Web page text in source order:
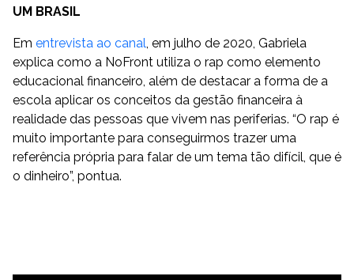
UM BRASIL
Em entrevista ao canal, em julho de 2020, Gabriela
explica como a NoFront utiliza o rap como elemento
educacional financeiro, além de destacar a forma de a
escola aplicar os conceitos da gestão financeira à
realidade das pessoas que vivem nas periferias. “O rap é
muito importante para conseguirmos trazer uma
referência própria para falar de um tema tão difícil, que é
o dinheiro”, pontua.